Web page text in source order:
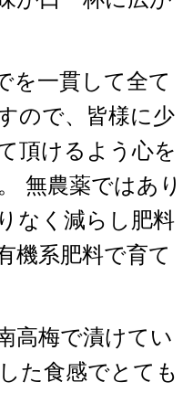
を一貫して全て
ので、皆様に少
頂けるよう心を
無農薬ではあり
なく減らし肥料
機系肥料で育て
高梅で漬けてい
た食感でとても